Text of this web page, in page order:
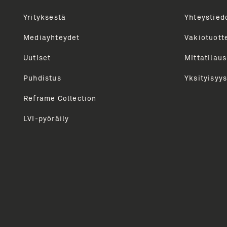
kautta. Tarjoamme sinulle parhaat sisällöt, vinkit,
Yrityksestä
Mediayhteydet
Uutiset
Puhdistus
Reframe Collection
LVI-pyöräily